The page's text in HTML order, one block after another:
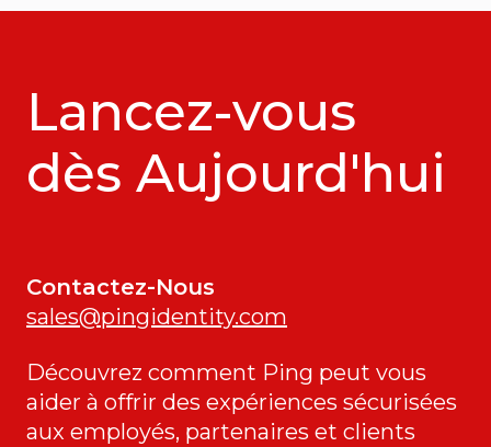
Lancez-vous
dès Aujourd'hui
Contactez-Nous
sales@pingidentity.com
Découvrez comment Ping peut vous
aider à offrir des expériences sécurisées
aux employés, partenaires et clients